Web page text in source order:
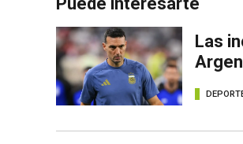
Las